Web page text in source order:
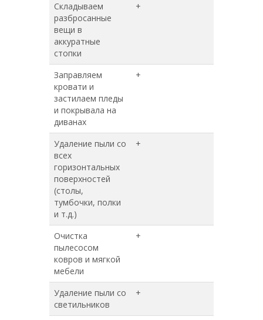
Складываем
разбросанные
вещи в
аккуратные
стопки
+
Заправляем
кровати и
застилаем пледы
и покрывала на
диванах
+
Удаление пыли со
всех
горизонтальных
поверхностей
(столы,
тумбочки, полки
и т.д.)
+
Очистка
пылесосом
ковров и мягкой
мебели
+
Удаление пыли со
светильников
+